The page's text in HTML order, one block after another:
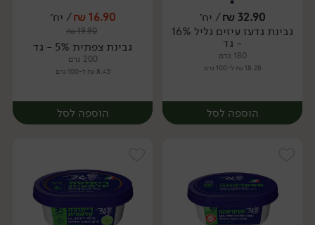
יח׳ יח׳
32.90
₪/ יח׳
גבינת גדעז עיזים גליל 16%
- גד
180 גרם
18.28 ₪ ל-100 גרם
הוספה לסל
16.90
₪/ יח׳
19.90
₪
גבינת צפתית 5% - גד
200 גרם
8.45 ₪ ל-100 גרם
הוספה לסל